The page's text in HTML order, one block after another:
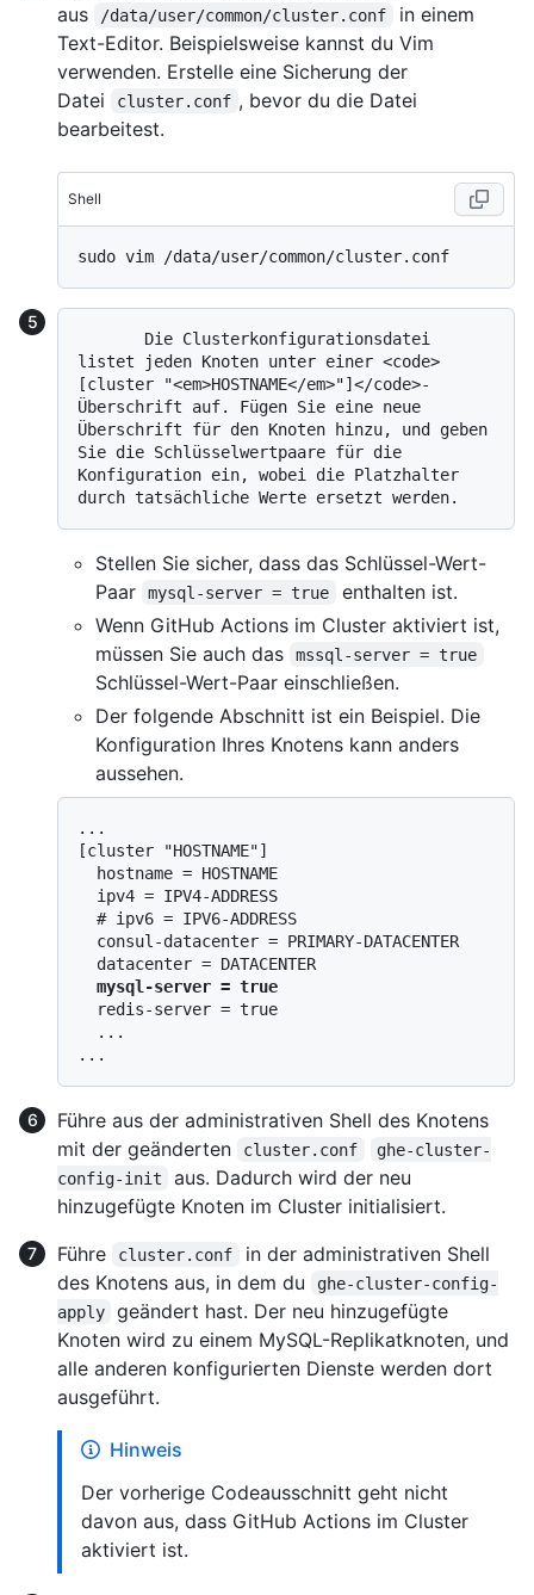
aus
/data/user/common/cluster.conf
in einem
Text-Editor. Beispielsweise kannst du Vim
verwenden. Erstelle eine Sicherung der
Datei
cluster.conf , bevor du die Datei
bearbeitest.
Shell
listet jeden Knoten unter einer <code>
[cluster "<em>HOSTNAME</em>"]</code>-
Überschrift auf. Fügen Sie eine neue
Überschrift für den Knoten hinzu, und geben
Sie die Schlüsselwertpaare für die
Konfiguration ein, wobei die Platzhalter
Stellen Sie sicher, dass das Schlüssel-Wert-
Paar
mysql-server = true
enthalten ist.
Wenn GitHub Actions im Cluster aktiviert ist,
müssen Sie auch das
mssql-server = true
Schlüssel-Wert-Paar einschließen.
Der folgende Abschnitt ist ein Beispiel. Die
Konfiguration Ihres Knotens kann anders
aussehen.
...
[cluster "HOSTNAME"]
  hostname = HOSTNAME
  ipv4 = IPV4-ADDRESS
  # ipv6 = IPV6-ADDRESS
  consul-datacenter = PRIMARY-DATACENTER
  datacenter = DATACENTER
mysql-server = true
  redis-server = true
  ...
Führe aus der administrativen Shell des Knotens
mit der geänderten
cluster.conf
ghe-cluster-
config-init
aus. Dadurch wird der neu
hinzugefügte Knoten im Cluster initialisiert.
Führe
cluster.conf
in der administrativen Shell
des Knotens aus, in dem du
ghe-cluster-config-
apply
geändert hast. Der neu hinzugefügte
Knoten wird zu einem MySQL-Replikatknoten, und
alle anderen konfigurierten Dienste werden dort
ausgeführt.
Hinweis
Der vorherige Codeausschnitt geht nicht
davon aus, dass GitHub Actions im Cluster
aktiviert ist.